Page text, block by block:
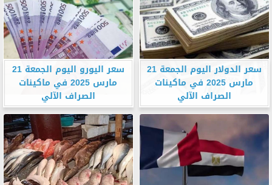
سعر الدولار اليوم الجمعة 21
مارس 2025 في ماكينات
الصراف الآلي
سعر اليورو اليوم الجمعة 21
مارس 2025 في ماكينات
الصراف الآلي